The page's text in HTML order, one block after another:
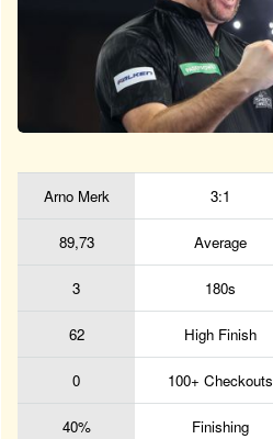
Arno Merk 3:1
89,73 Average
3 180s
62 High Finish
0 100+ Checkouts
40% Finishing